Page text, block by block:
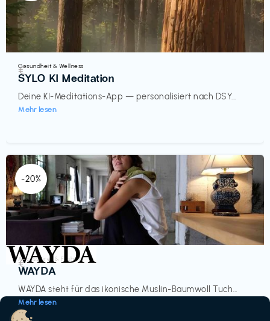
Gesundheit & Wellness
SYLO KI Meditation
Deine KI-Meditations-App — personalisiert nach DSY...
Mehr lesen
€‎
-20%
Accessoires & Fashion
WAYDA
WAYDA steht für das ikonische Muslin-Baumwoll Tuch...
Mehr lesen
€‎